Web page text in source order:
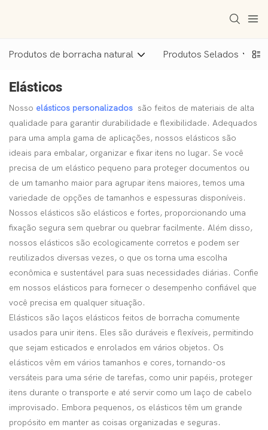
Produtos de borracha natural Produtos Selados
Elásticos
Nosso elásticos personalizados são feitos de materiais de alta
qualidade para garantir durabilidade e flexibilidade. Adequados
para uma ampla gama de aplicações, nossos elásticos são
ideais para embalar, organizar e fixar itens no lugar. Se você
precisa de um elástico pequeno para proteger documentos ou
de um tamanho maior para agrupar itens maiores, temos uma
variedade de opções de tamanhos e espessuras disponíveis.
Nossos elásticos são elásticos e fortes, proporcionando uma
fixação segura sem quebrar ou quebrar facilmente. Além disso,
nossos elásticos são ecologicamente corretos e podem ser
reutilizados diversas vezes, o que os torna uma escolha
econômica e sustentável para suas necessidades diárias. Confie
em nossos elásticos para fornecer o desempenho confiável que
você precisa em qualquer situação.
Elásticos são laços elásticos feitos de borracha comumente
usados ​​para unir itens. Eles são duráveis ​​e flexíveis, permitindo
que sejam esticados e enrolados em vários objetos. Os
elásticos vêm em vários tamanhos e cores, tornando-os
versáteis para uma série de tarefas, como unir papéis, proteger
itens durante o transporte e até servir como um laço de cabelo
improvisado. Embora pequenos, os elásticos têm um grande
propósito em manter as coisas organizadas e seguras.